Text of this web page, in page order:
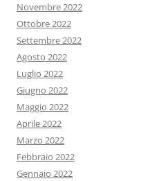
Novembre 2022
Ottobre 2022
Settembre 2022
Agosto 2022
Luglio 2022
Giugno 2022
Maggio 2022
Aprile 2022
Marzo 2022
Febbraio 2022
Gennaio 2022